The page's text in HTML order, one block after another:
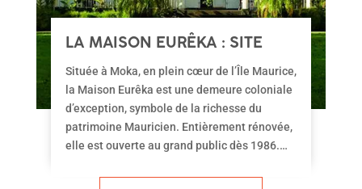
LA MAISON EURÊKA : SITE
HISTORIQUE À MAURICE
Située à Moka, en plein cœur de l’Île Maurice,
la Maison Eurêka est une demeure coloniale
d’exception, symbole de la richesse du
patrimoine Mauricien. Entièrement rénovée,
elle est ouverte au grand public dès 1986.